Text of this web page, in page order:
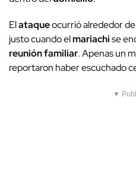
Elataqueocurrió alrededor
justo cuando elmariachise
reunión familiar. Apenas un
reportaron haber escuchado
▼